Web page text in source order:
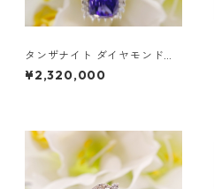
タンザナイト ダイヤモンドリ
ング | ホワイトゴールド エン
ゲージメントリング | ラベンダ
¥2,320,000